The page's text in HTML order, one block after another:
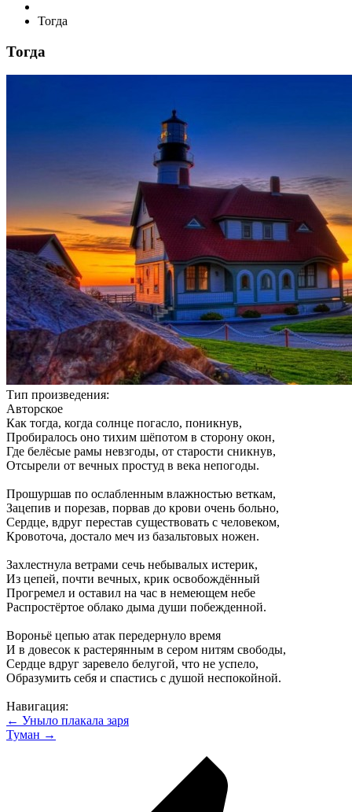
Тогда
Тогда
Тип произведения:
Авторское
Как тогда, когда солнце погасло, поникнув,
Пробиралось оно тихим шёпотом в сторону окон,
Где белёсые рамы невзгоды, от старости сникнув,
Отсырели от вечных простуд в века непогоды.
Прошуршав по ослабленным влажностью веткам,
Зацепив и порезав, порвав до крови очень больно,
Сердце, вдруг перестав существовать с человеком,
Кровоточа, достало меч из базальтовых ножен.
Захлестнула ветрами сечь небывалых истерик,
Из цепей, почти вечных, крик освобождённый
Прогремел и оставил на час в немеющем небе
Распростёртое облако дыма души побежденной.
Вороньё цепью атак передернуло время
И в довесок к растерянным в сером нитям свободы,
Сердце вдруг заревело белугой, что не успело,
Образумить себя и спастись с душой неспокойной.
Навигация:
← Уныло плакала заря
Туман →